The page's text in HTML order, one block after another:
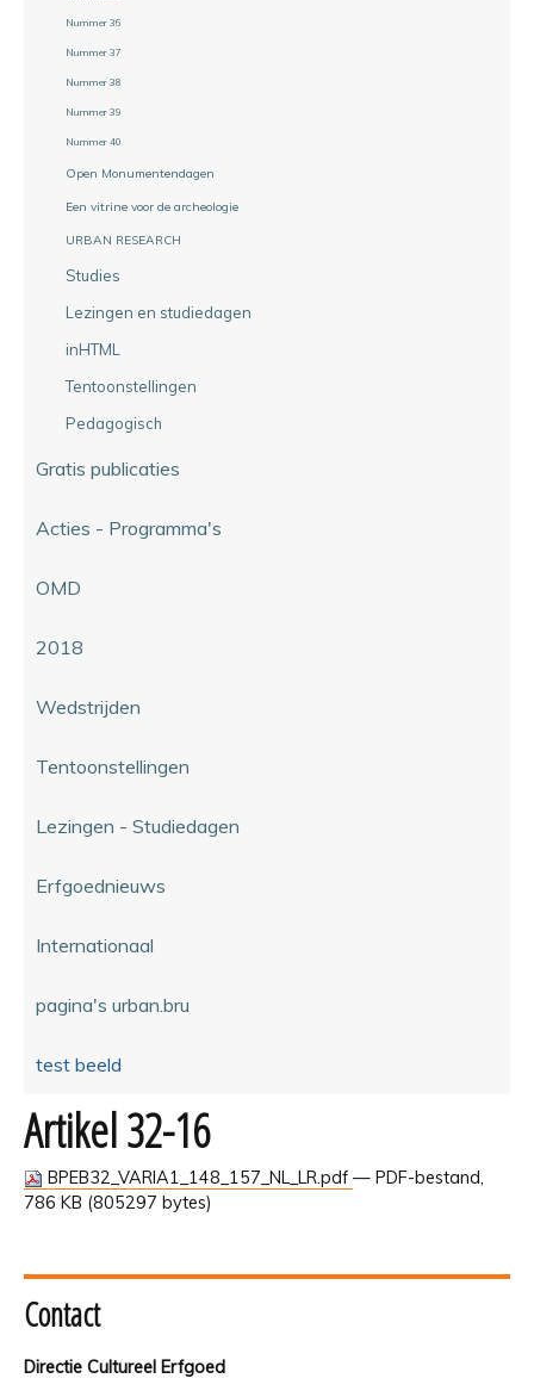
Nummer 36
Nummer 37
Nummer 38
Nummer 39
Nummer 40
Open Monumentendagen
Een vitrine voor de archeologie
URBAN RESEARCH
Studies
Lezingen en studiedagen
inHTML
Tentoonstellingen
Pedagogisch
Gratis publicaties
Acties - Programma's
OMD
2018
Wedstrijden
Tentoonstellingen
Lezingen - Studiedagen
Erfgoednieuws
Internationaal
pagina's urban.bru
test beeld
Artikel 32-16
BPEB32_VARIA1_148_157_NL_LR.pdf — PDF-bestand,
786 KB (805297 bytes)
Contact
Directie Cultureel Erfgoed